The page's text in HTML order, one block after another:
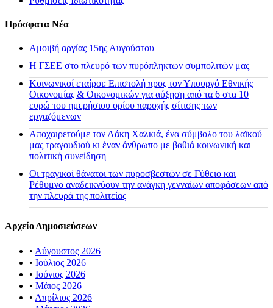
Πρόσφατα Νέα
Αμοιβή αργίας 15ης Αυγούστου
H ΓΣΕΕ στο πλευρό των πυρόπληκτων συμπολιτών μας
Κοινωνικοί εταίροι: Επιστολή προς τον Υπουργό Εθνικής
Οικονομίας & Οικονομικών για αύξηση από τα 6 στα 10
ευρώ του ημερήσιου ορίου παροχής σίτισης των
εργαζόμενων
Αποχαιρετούμε τον Λάκη Χαλκιά, ένα σύμβολο του λαϊκού
μας τραγουδιού κι έναν άνθρωπο με βαθιά κοινωνική και
πολιτική συνείδηση
Οι τραγικοί θάνατοι των πυροσβεστών σε Γύθειο και
Ρέθυμνο αναδεικνύουν την ανάγκη γενναίων αποφάσεων από
την πλευρά της πολιτείας
Αρχείο Δημοσιεύσεων
• Αύγουστος 2026
• Ιούλιος 2026
• Ιούνιος 2026
• Μάιος 2026
• Απρίλιος 2026